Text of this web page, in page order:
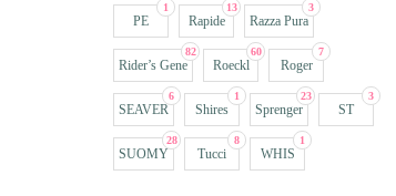
1
PE
13
Rapide
3
Razza Pura
82
Rider’s Gene
60
Roeckl
7
Roger
6
SEAVER
1
Shires
23
Sprenger
3
ST
28
SUOMY
8
Tucci
1
WHIS